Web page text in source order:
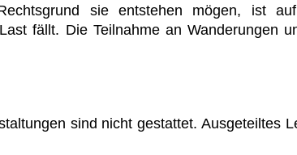
sie entstehen mögen, ist
fällt. Die Teilnahme an Wanderungen
sind nicht gestattet. Ausgeteiltes